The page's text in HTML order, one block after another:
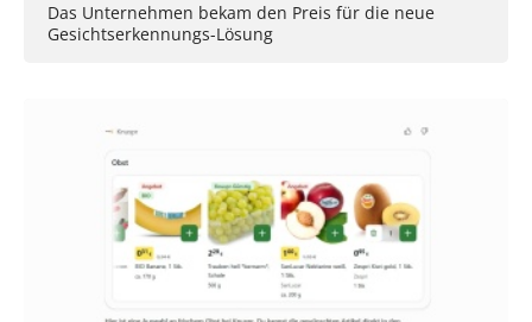
Das Unternehmen bekam den Preis für die neue
Gesichtserkennungs-Lösung